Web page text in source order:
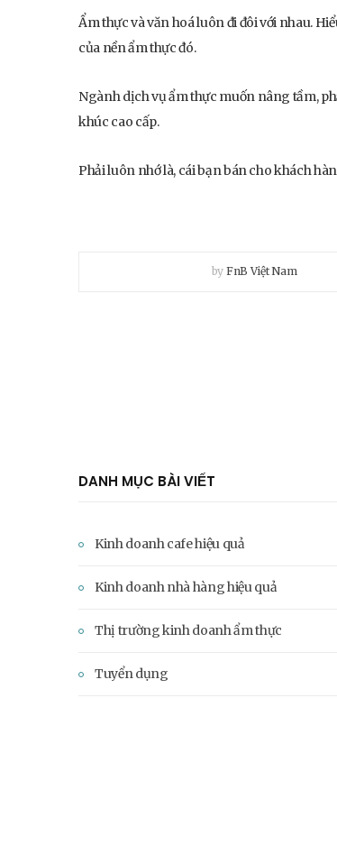
Ẩm thực và văn hoá luôn đi đôi với nhau.
của nền ẩm thực đó.
Ngành dịch vụ ẩm thực muốn nâng tầm,
khúc cao cấp.
Phải luôn nhớ là, cái bạn bán cho khách
by FnB Việt Nam
DANH MỤC BÀI VIẾT
Kinh doanh cafe hiệu quả
Kinh doanh nhà hàng hiệu quả
Thị trường kinh doanh ẩm thực
Tuyển dụng